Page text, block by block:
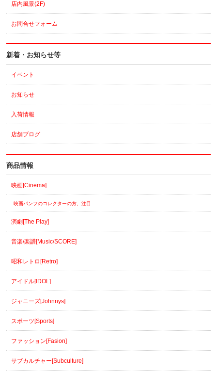
店内風景(2F)
お問合せフォーム
新着・お知らせ等
イベント
お知らせ
入荷情報
店舗ブログ
商品情報
映画[Cinema]
映画パンフのコレクターの方、注目
演劇[The Play]
音楽/楽譜[Music/SCORE]
昭和レトロ[Retro]
アイドル[IDOL]
ジャニーズ[Johnnys]
スポーツ[Sports]
ファッション[Fasion]
サブカルチャー[Subculture]